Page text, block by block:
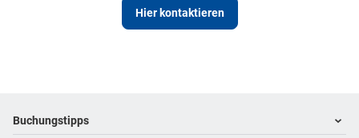
Hier kontaktieren
Footer navigation
Buchungstipps